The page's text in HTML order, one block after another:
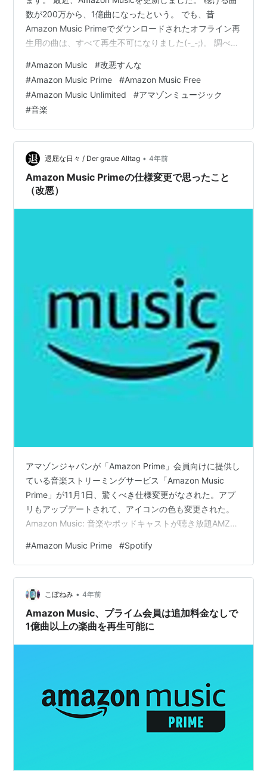
数が200万から、1億曲になったという。 でも、昔
Amazon Music Primeでダウンロードされたオフライン再
生用の曲は、すべて再生不可になりました(-_-;)。 調べて
れたようです。 以前のAmazon Music Primeに戻る方法
をいろいろ探しましたが、それができないようです。 だ
ったらオフライン視聴だけでもできればいいと思ってい
て、やっと方法が見つかりました。 bit.ly この記事のと
おりにやっ…
#Amazon Music #改悪すんな
#Amazon Music Prime #Amazon Music Free
#Amazon Music Unlimited #アマゾンミュージック
#音楽
退屈な日々 / Der graue Alltag • 4年前
Amazon Music Primeの仕様変更で思ったこと
（改悪）
アマゾンジャパンが「Amazon Prime」会員向けに提供し
ている音楽ストリーミングサービス「Amazon Music
Prime」が11月1日、驚くべき仕様変更がなされた。アプ
リもアップデートされて、アイコンの色も変更された。
Amazon Music: 音楽やポッドキャストが聴き放題AMZN
方で、基本的に「おすすめ曲」を交えたシャッフル再生
のみとなり、聴きたい曲を選んで再生することができな
くなった。楽曲数は同社の音楽ストリーミングサービス
「Amazon Music Unlimited」と同じとのこと。アーティ
ストや楽曲を検索して…
#Amazon Music Prime #Spotify
こぼねみ • 4年前
Amazon Music、プライム会員は追加料金なしで
1億曲以上の楽曲を再生可能に